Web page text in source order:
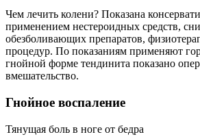
Чем лечить колени? Показана
применением нестероидных средств,
обезболивающих препаратов,
процедур. По показаниям применяют
гнойной форме тендинита показано
вмешательство.
Гнойное воспаление
Тянущая боль в ноге от бедра